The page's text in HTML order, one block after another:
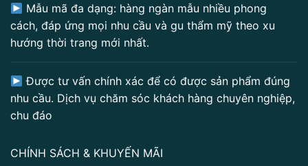
Mẫu mã đa dạng: hàng ngàn mẫu nhiều phong
cách, đáp ứng mọi nhu cầu và gu thẩm mỹ theo xu
hướng thời trang mới nhất.
Được tư vấn chính xác để có được sản phẩm đúng
nhu cầu. Dịch vụ chăm sóc khách hàng chuyên nghiệp,
chu đáo
CHÍNH SÁCH & KHUYẾN MÃI